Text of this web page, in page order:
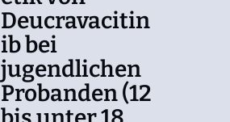
Deucravacitin
ib bei
jugendlichen
Probanden (12